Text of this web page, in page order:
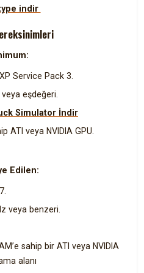
indir
Service Pack 3.
eşdeğeri.
Simulator İndir
ATI veya NVIDIA GPU.
Edilen:
veya benzeri.
sahip bir ATI veya NVIDIA
alanı